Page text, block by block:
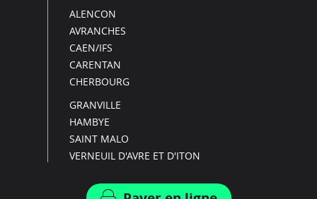
ALENCON
AVRANCHES
CAEN/IFS
CARENTAN
CHERBOURG
GRANVILLE
HAMBYE
SAINT MALO
VERNEUIL D'AVRE ET D'ITON